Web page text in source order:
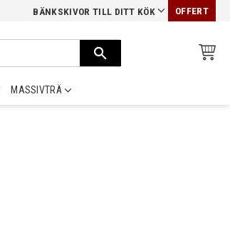
BÄNKSKIVOR TILL DITT KÖK OFFERT
MASSIVTRÄ